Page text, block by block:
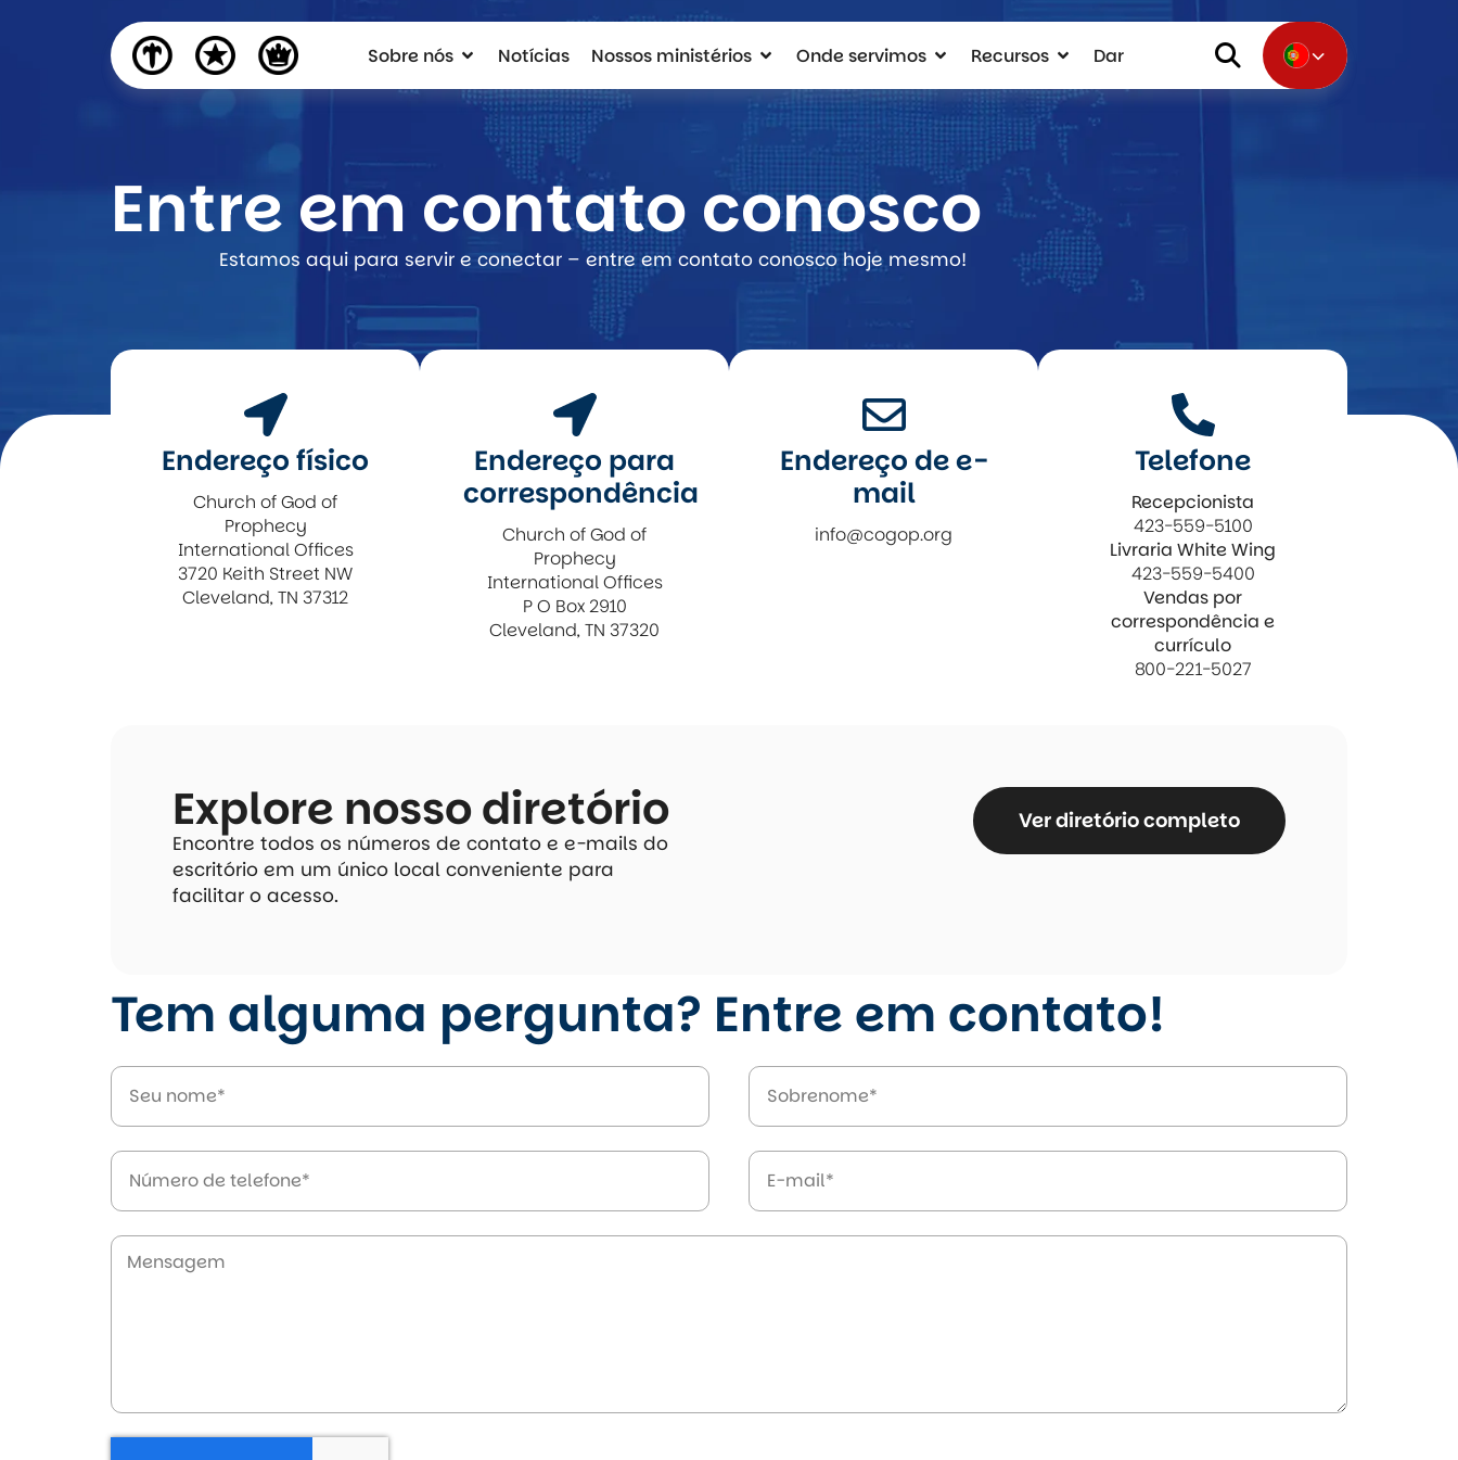
Sobre nós Notícias Nossos ministérios Onde servimos Recursos Dar
Entre em contato conosco
Estamos aqui para servir e conectar – entre em contato conosco hoje mesmo!
Endereço físico
Church of God of
Prophecy
International Offices
3720 Keith Street NW
Cleveland, TN 37312
Endereço para
correspondência
Church of God of
Prophecy
International Offices
P O Box 2910
Cleveland, TN 37320
Endereço de e-
mail
info@cogop.org
Telefone
Recepcionista
423-559-5100
Livraria White Wing
423-559-5400
Vendas por
correspondência e
currículo
800-221-5027
Explore nosso diretório
Encontre todos os números de contato e e-mails do
escritório em um único local conveniente para
facilitar o acesso.
Ver diretório completo
Tem alguma pergunta? Entre em contato!